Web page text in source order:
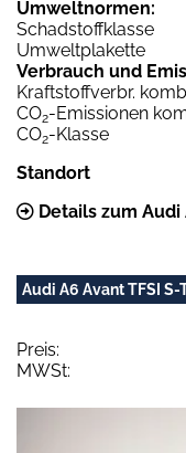
Umweltnormen:
Schadstoffklasse
Umweltplakette
Verbrauch und
Kraftstoffverbr.
CO2-Emissionen
CO2-Klasse
Standort
Details zum Audi
Audi A6 Avant TFSI
Preis:
MWSt: